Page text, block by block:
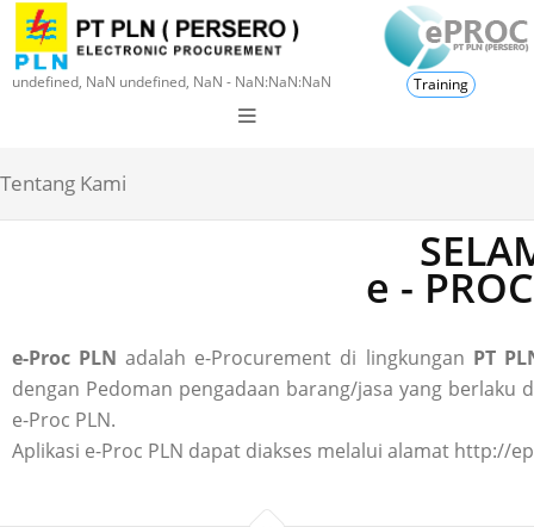
undefined, NaN undefined, NaN - NaN:NaN:NaN Training
Tentang Kami
e -
e-Proc PLN adalah e-Procurement di lingkungan PT
dengan Pedoman pengadaan barang/jasa yang berlaku
e-Proc PLN.
Aplikasi e-Proc PLN dapat diakses melalui alamat http://